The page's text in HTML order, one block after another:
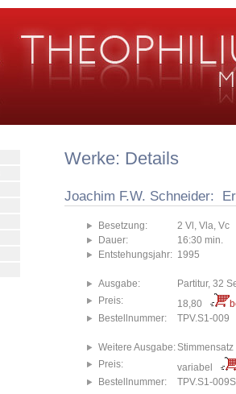
Werke: Details
Joachim F.W. Schneider:
Besetzung:
2 Vl, Vla, Vc
Dauer:
16:30 min.
Entstehungsjahr: 1995
Ausgabe:
Partitur, 32
Preis:
18,80
Bestellnummer:
TPV.S1-009
Weitere Ausgabe:Stimmensatz
Preis:
variabel
Bestellnummer:
TPV.S1-009S